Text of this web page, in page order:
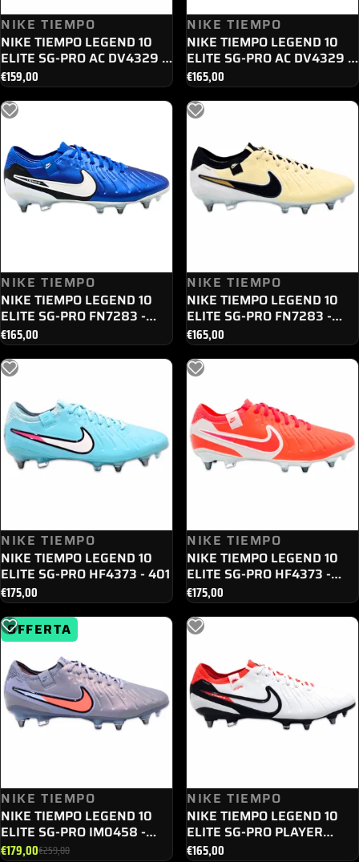
NIKE TIEMPO
NIKE TIEMPO LEGEND 10
ELITE SG-PRO AC DV4329 -
100
€159,00
NIKE TIEMPO
NIKE TIEMPO LEGEND 10
ELITE SG-PRO AC DV4329 -
300
€165,00
NIKE TIEMPO
NIKE TIEMPO LEGEND 10
ELITE SG-PRO FN7283 -
400
€165,00
NIKE TIEMPO
NIKE TIEMPO LEGEND 10
ELITE SG-PRO FN7283 -
700
€165,00
NIKE TIEMPO
NIKE TIEMPO LEGEND 10
ELITE SG-PRO HF4373 - 401
€175,00
NIKE TIEMPO
NIKE TIEMPO LEGEND 10
ELITE SG-PRO HF4373 -
800
€175,00
OFFERTA
NIKE TIEMPO
NIKE TIEMPO LEGEND 10
ELITE SG-PRO IM0458 -
400
€259,00
€179,00
NIKE TIEMPO
NIKE TIEMPO LEGEND 10
ELITE SG-PRO PLAYER
FN7283 - 100
€165,00